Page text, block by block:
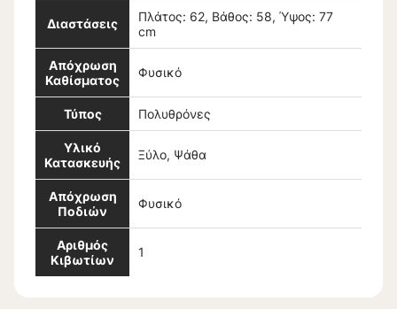
Διαστάσεις
Πλάτος: 62, Βάθος: 58, Ύψος: 77
cm
Απόχρωση
Καθίσματος
Φυσικό
Τύπος Πολυθρόνες
Υλικό
Κατασκευής
Ξύλο, Ψάθα
Απόχρωση
Ποδιών
Φυσικό
Αριθμός
Κιβωτίων
1